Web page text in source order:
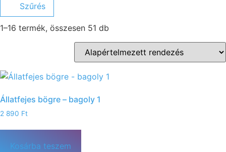
Szűrés
1–16 termék, összesen 51 db
Állatfejes bögre – bagoly 1
2 890 Ft
Kosárba teszem